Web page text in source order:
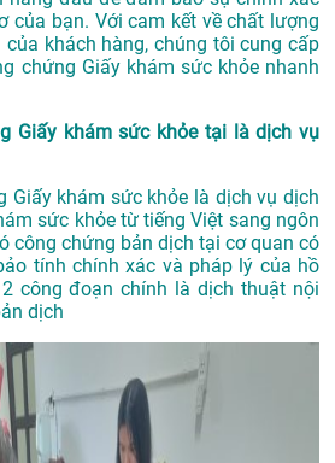
của bạn. Với cam kết về chất lượng
khách hàng, chúng tôi cung cấp
chứng Giấy khám sức khỏe nhanh
Giấy khám sức khỏe tại là dịch vụ
Giấy khám sức khỏe là dịch vụ dịch
sức khỏe từ tiếng Việt sang ngôn
công chứng bản dịch tại cơ quan có
tính chính xác và pháp lý của hồ
công đoạn chính là dịch thuật nội
dịch